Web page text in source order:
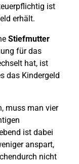
ist
erhält.
Stiefmutter
für das
hat, ist
das Kindergeld
muss man vier
ist dabei
anspart,
nicht